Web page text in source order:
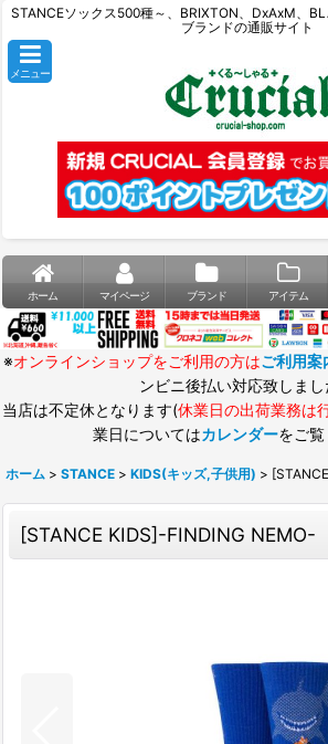
STANCEソックス500種～、BRIXTON、DxAxM、
ブランドの通販サイト
メニュー
ホーム マイページ ブランド アイテム
※オンラインショップをご利用の方はご利用案
ンビニ後払い対応致しまし
当店は不定休となります(休業日の出荷業務は
業日についてはカレンダーをご覧
ホーム > STANCE > KIDS(キッズ,子供用) >
[STANCE KIDS]-FINDING NEMO-